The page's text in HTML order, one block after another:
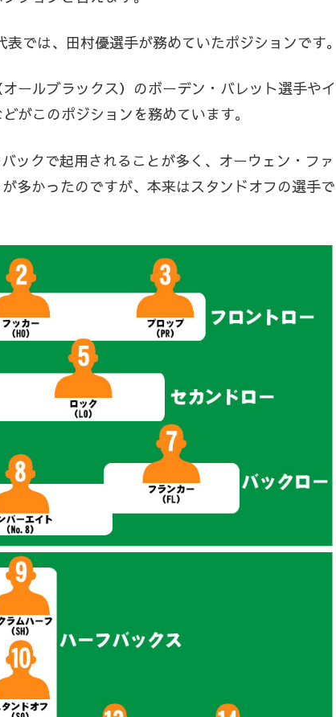
では、田村優選手が務めていたポジションです。
ールブラックス）のボーデン・バレット選手やイ
がこのポジションを務めています。
ックで起用されることが多く、オーウェン・ファ
多かったのですが、本来はスタンドオフの選手で